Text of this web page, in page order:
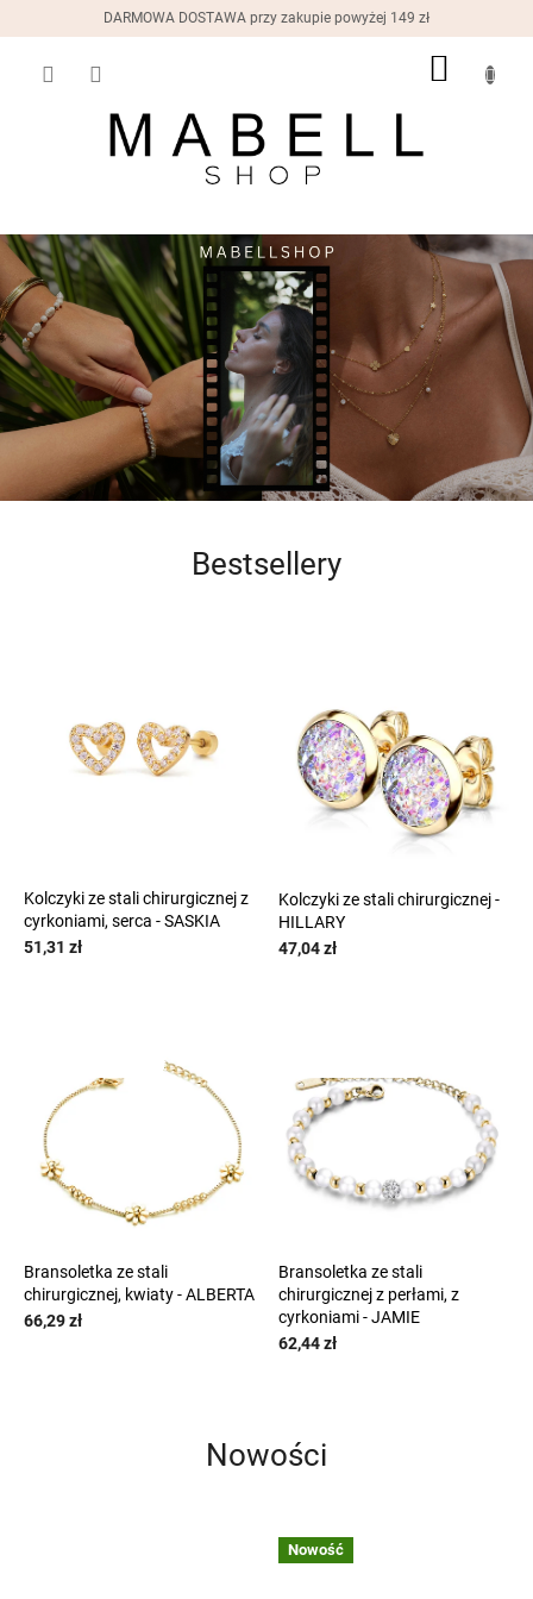
DARMOWA DOSTAWA przy zakupie powyżej 149 zł
Bransoletki
Naszyjniki
Zegarki
damskie
Pudełka
prezent
Bestsellery
Kolczyki ze stali chirurgicznej z
cyrkoniami, serca - SASKIA
51,31 zł
Kolczyki ze stali chirurgicznej -
HILLARY
47,04 zł
G_BS10:10:PLN:P:f
Bransoletka ze stali
chirurgicznej, kwiaty - ALBERTA
66,29 zł
Bransoletka ze stali
chirurgicznej z perłami, z
cyrkoniami - JAMIE
62,44 zł
Nowości
Nowość